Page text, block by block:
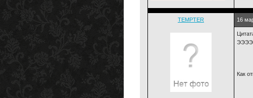
TEMPTER 16
Как